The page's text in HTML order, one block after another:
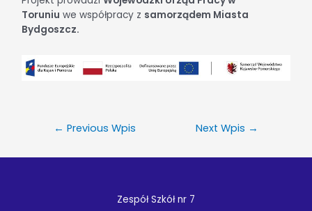
Toruniu we współpracy z samorządem Miasta
Bydgoszcz.
← Previous Wpis Next Wpis →
Zespół Szkół nr 7